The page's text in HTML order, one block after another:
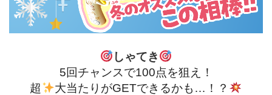
しゃてき
5回チャンスで100点を狙え！
超
大当たりがGETできるかも…！？